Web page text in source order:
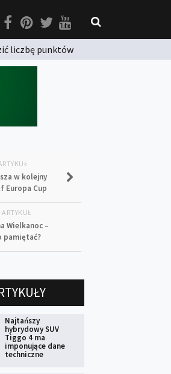
liczbę punktów
w kolejny
Europa Cup
Wielkanoc –
pamiętać?
Najtańszy
hybrydowy SUV
Tiggo 4 ma
imponujące dane
techniczne